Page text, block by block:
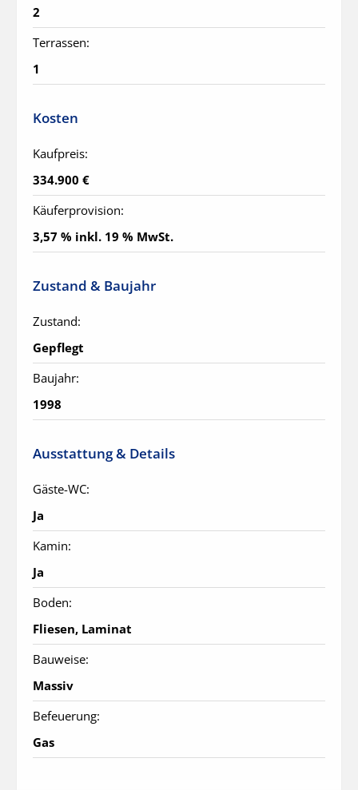
2
Terrassen:
1
Kosten
Kaufpreis:
334.900 €
Käuferprovision:
3,57 % inkl. 19 % MwSt.
Zustand & Baujahr
Zustand:
Gepflegt
Baujahr:
1998
Ausstattung & Details
Gäste-WC:
Ja
Kamin:
Ja
Boden:
Fliesen, Laminat
Bauweise:
Massiv
Befeuerung:
Gas